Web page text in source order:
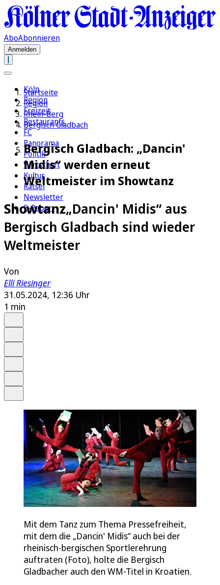
AboAbonnieren
Anmelden
Köln
Region
Freizeit
Restaurants
FC
Panorama
Politik
Wirtschaft
Kultur
Rätsel
Newsletter
E-Paper
Startseite
Region
Rhein-Berg
Bergisch Gladbach
Bergisch Gladbach: „Dancin'
Midis“ werden erneut
Weltmeister im Showtanz
Showtanz„Dancin' Midis“ aus
Bergisch Gladbach sind wieder
Weltmeister
Von
Elli Riesinger
31.05.2024, 12:36 Uhr
1 min
Mit dem Tanz zum Thema Pressefreiheit,
mit dem die „Dancin' Midis“ auch bei der
rheinisch-bergischen Sportlerehrung
auftraten (Foto), holte die Bergisch
Gladbacher auch den WM-Titel in Kroatien.